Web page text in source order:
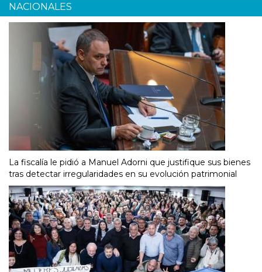
NACIONALES
La fiscalía le pidió a Manuel Adorni que justifique sus bienes
tras detectar irregularidades en su evolución patrimonial